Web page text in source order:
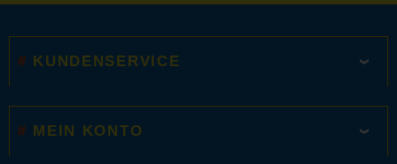
KUNDENSERVICE
MEIN KONTO